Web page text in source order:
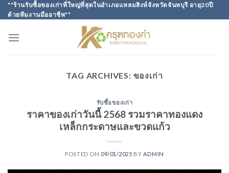
Skip
to
**ร้านรับซื้อของเก่าที่ใหญ่ที่สุดในอำเภอแหลมสิงห์จังหวัดจันทบุรี อายุ20ปี
ด้วยทีมงานมืออาชีพ**
TAG ARCHIVES: ของเก่า
รับซื้อของเก่า
ราคาของเก่าวันนี้ 2568 รวมราคาทองแดง
เหล็กกระดาษและขวดแก้ว
POSTED ON 09/01/2025 BY ADMIN